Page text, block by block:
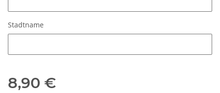
Stadtname
8,90 €